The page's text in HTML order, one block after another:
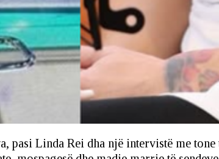
Linda Rei dha një intervistë me